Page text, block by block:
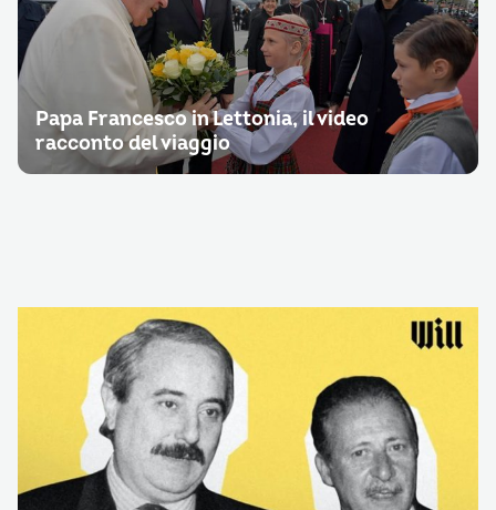
Papa Francesco in Lettonia, il video
racconto del viaggio